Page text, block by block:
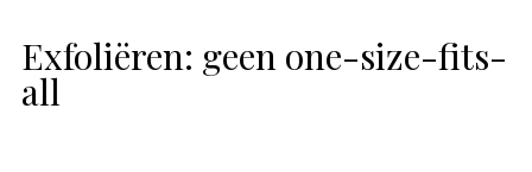
Exfoliëren: geen one-size-fits-
all